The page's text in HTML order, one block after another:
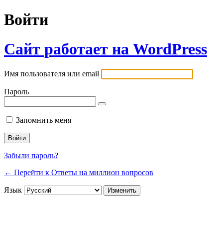
Войти
Сайт работает на WordPress
Имя пользователя или email
Пароль
Запомнить меня
Забыли пароль?
← Перейти к Ответы на миллион вопросов
Язык